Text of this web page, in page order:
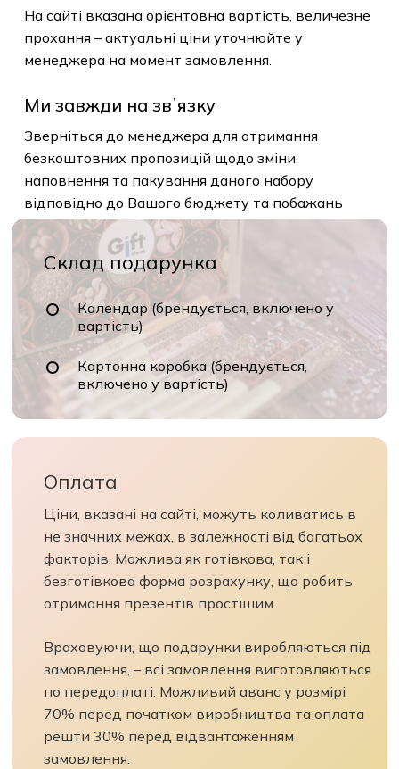
На сайті вказана орієнтовна вартість, величезне
прохання – актуальні ціни уточнюйте у
менеджера на момент замовлення.
Ми завжди на звʼязку
Зверніться до менеджера для отримання
безкоштовних пропозицій щодо зміни
наповнення та пакування даного набору
відповідно до Вашого бюджету та побажань
Склад подарунка
Календар (брендується, включено у
вартість)
Картонна коробка (брендується,
включено у вартість)
Оплата
Ціни, вказані на сайті, можуть коливатись в
не значних межах, в залежності від багатьох
факторів. Можлива як готівкова, так і
безготівкова форма розрахунку, що робить
отримання презентів простішим.
Враховуючи, що подарунки виробляються під
замовлення, – всі замовлення виготовляються
по передоплаті. Можливий аванс у розмірі
70% перед початком виробництва та оплата
решти 30% перед відвантаженням
замовлення.